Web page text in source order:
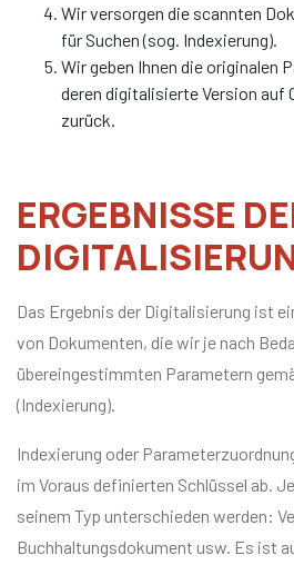
Wir versorgen die scannten
für Suchen (sog. Indexierung).
Wir geben Ihnen die originalen
deren digitalisierte Version auf
zurück.
ERGEBNISSE
Das Ergebnis der Digitalisierung ist
von Dokumenten, die wir je nach
übereingestimmten Parametern
(Indexierung).
Indexierung oder
im Voraus definierten Schlüssel ab.
seinem Typ unterschieden werden:
Buchhaltungsdokument usw. Es ist